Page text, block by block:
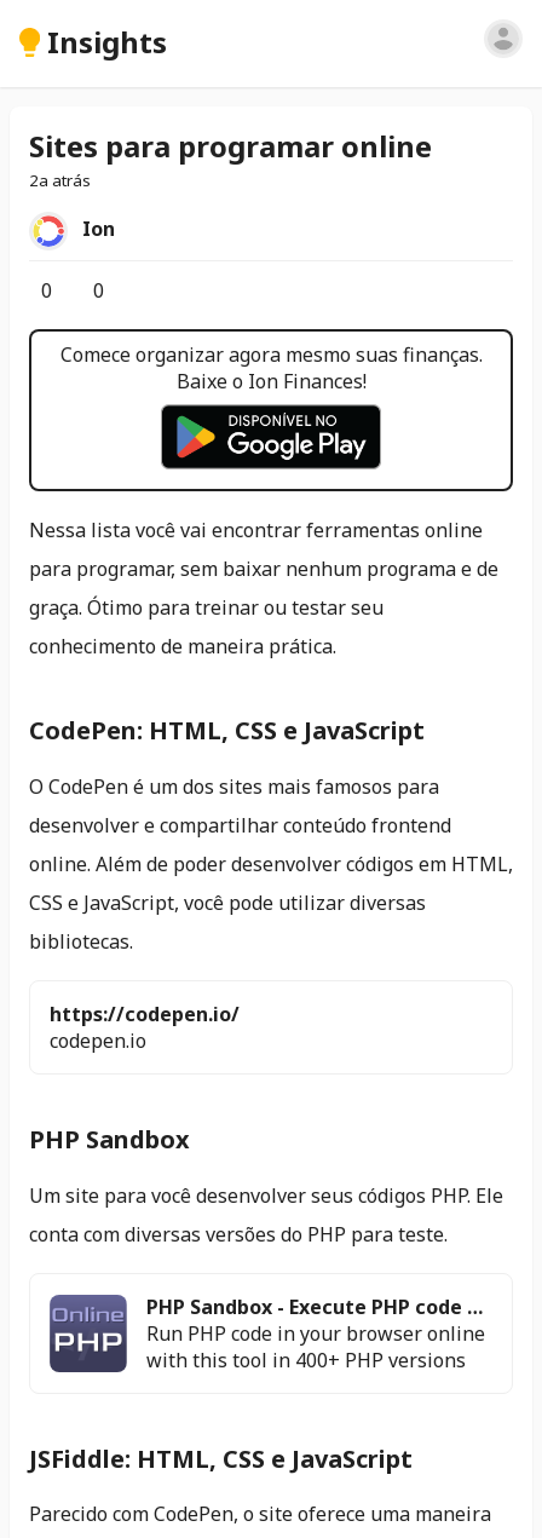
Insights
Sites para programar online
2a atrás
Ion
0 0
Comece organizar agora mesmo suas finanças.
Baixe o Ion Finances!
Nessa lista você vai encontrar ferramentas online
para programar, sem baixar nenhum programa e de
graça. Ótimo para treinar ou testar seu
conhecimento de maneira prática.
CodePen: HTML, CSS e JavaScript
O CodePen é um dos sites mais famosos para
desenvolver e compartilhar conteúdo frontend
online. Além de poder desenvolver códigos em HTML,
CSS e JavaScript, você pode utilizar diversas
bibliotecas.
https://codepen.io/
codepen.io
PHP Sandbox
Um site para você desenvolver seus códigos PHP. Ele
conta com diversas versões do PHP para teste.
PHP Sandbox - Execute PHP code
Run PHP code in your browser online
with this tool in 400+ PHP versions
JSFiddle: HTML, CSS e JavaScript
Parecido com CodePen, o site oferece uma maneira